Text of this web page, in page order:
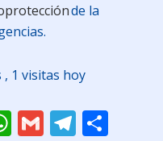
de la
, 1 visitas hoy
WhatsApp
Gmail